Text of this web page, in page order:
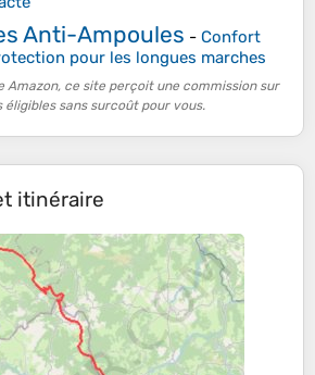
Anti-Ampoules - Confort
pour les longues marches
Amazon, ce site perçoit une commission sur
éligibles sans surcoût pour vous.
itinéraire